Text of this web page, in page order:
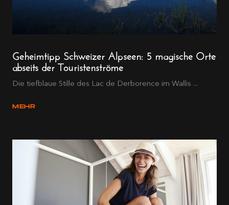
Geheimtipp Schweizer Alpseen: 5 magische Orte
abseits der Touristenströme
Die tiefblaue Stille des Lac de Derborence im Wallis ...
MEHR